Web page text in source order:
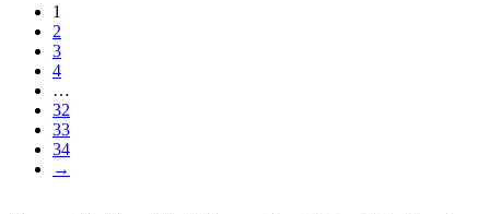
1
2
3
4
…
32
33
34
→